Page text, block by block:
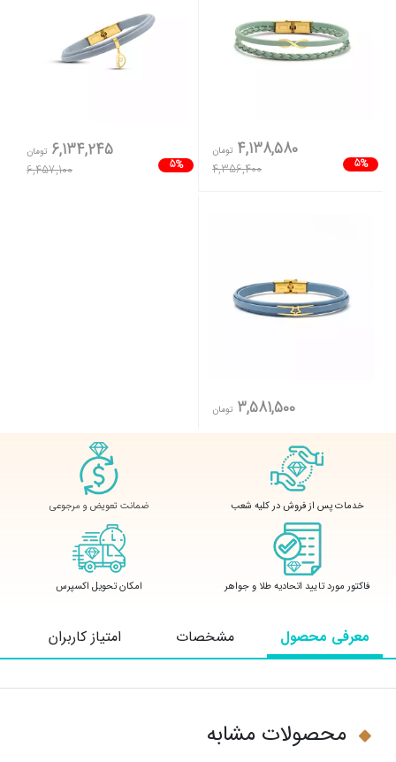
5%
4,138,580 تومان
4,356,400
5%
6,134,245 تومان
6,457,100
3,581,500 تومان
خدمات پس از فروش در کلیه شعب ضمانت تعویض و مرجوعی
فاکتور مورد تایید اتحادیه طلا و جواهر امکان تحویل اکسپرس
معرفی محصول مشخصات امتیاز کاربران
محصولات مشابه